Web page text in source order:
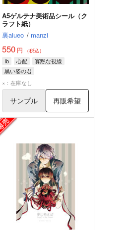
A5ゲルテナ美術品シール（ク
ラフト紙）
裏aiueo / manzi
550 円 （税込）
Ib 心配
寡黙な視線
黒い姿の君
×：在庫なし
サンプル 再販希望